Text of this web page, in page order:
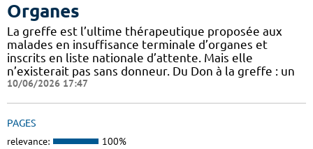
Organes
La greffe est l’ultime thérapeutique proposée aux
malades en insuffisance terminale d’organes et
inscrits en liste nationale d’attente. Mais elle
n’existerait pas sans donneur. Du Don à la greffe : un
10/06/2026 17:47
PAGES
relevance: 100%